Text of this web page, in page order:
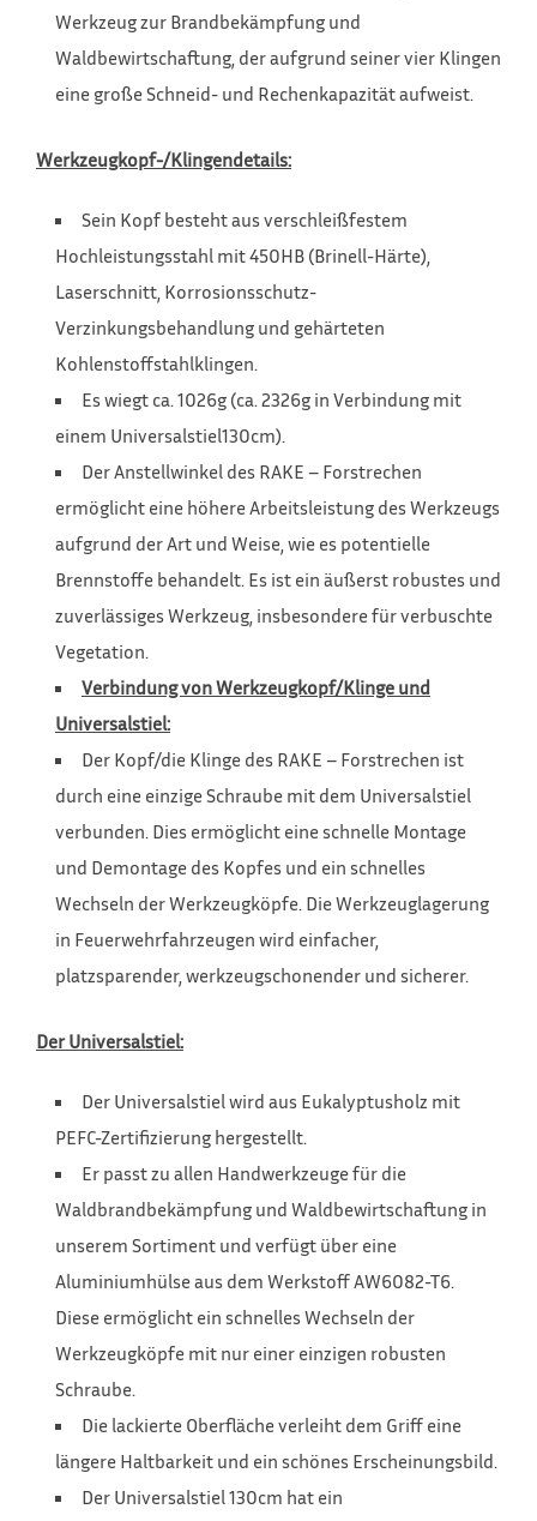
Werkzeug zur Brandbekämpfung und
Waldbewirtschaftung, der aufgrund seiner vier Klingen
eine große Schneid- und Rechenkapazität aufweist.
Werkzeugkopf-/Klingendetails:
Sein Kopf besteht aus verschleißfestem
Hochleistungsstahl mit 450HB (Brinell-Härte),
Laserschnitt, Korrosionsschutz-
Verzinkungsbehandlung und gehärteten
Kohlenstoffstahlklingen.
Es wiegt ca. 1026g (ca. 2326g in Verbindung mit
einem Universalstiel130cm).
Der Anstellwinkel des RAKE – Forstrechen
ermöglicht eine höhere Arbeitsleistung des Werkzeugs
aufgrund der Art und Weise, wie es potentielle
Brennstoffe behandelt. Es ist ein äußerst robustes und
zuverlässiges Werkzeug, insbesondere für verbuschte
Vegetation.
Verbindungvon Werkzeugkopf/Klinge und
Universalstiel:
Der Kopf/die Klinge des RAKE – Forstrechen ist
durch eine einzige Schraube mit dem Universalstiel
verbunden. Dies ermöglicht eine schnelle Montage
und Demontage des Kopfes und ein schnelles
Wechseln der Werkzeugköpfe. Die Werkzeuglagerung
in Feuerwehrfahrzeugen wird einfacher,
platzsparender, werkzeugschonender und sicherer.
Der Universalstiel:
Der Universalstiel wird aus Eukalyptusholz mit
PEFC-Zertifizierung hergestellt.
Er passt zu allen Handwerkzeuge für die
Waldbrandbekämpfung und Waldbewirtschaftung in
unserem Sortiment und verfügt über eine
Aluminiumhülse aus dem Werkstoff AW6082-T6.
Diese ermöglicht ein schnelles Wechseln der
Werkzeugköpfe mit nur einer einzigen robusten
Schraube.
Die lackierte Oberfläche verleiht dem Griff eine
längere Haltbarkeit und ein schönes Erscheinungsbild.
Der Universalstiel 130cm hat ein